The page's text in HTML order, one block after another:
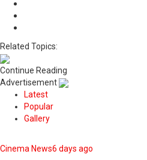
Related Topics:
Continue Reading
Advertisement
Latest
Popular
Gallery
Cinema News6 days ago